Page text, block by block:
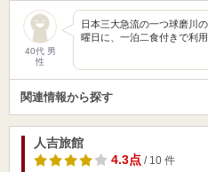
40代 男
性
日本三大急流の一つ球磨川
曜日に、一泊二食付きで利
関連情報から探す
人吉旅館
4.3点/ 10 件